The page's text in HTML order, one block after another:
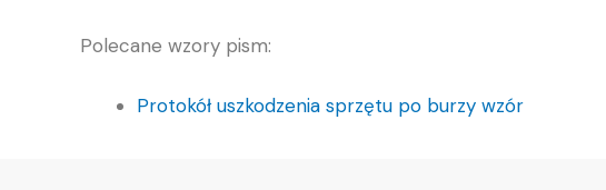
Polecane wzory pism:
Protokół uszkodzenia sprzętu po burzy wzór